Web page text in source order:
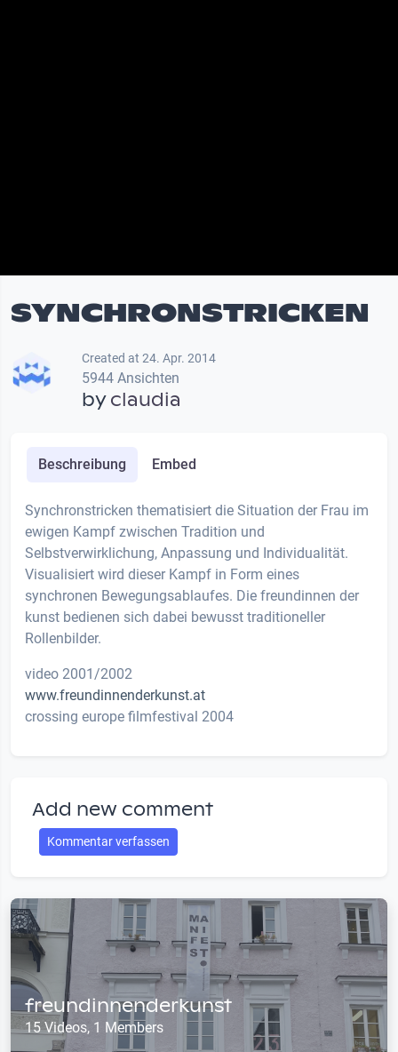
SYNCHRONSTRICKEN
Created at 24. Apr. 2014
5944 Ansichten
byclaudia
Beschreibung Embed
Synchronstricken thematisiert die Situation der Frau im
ewigen Kampf zwischen Tradition und
Selbstverwirklichung, Anpassung und Individualität.
Visualisiert wird dieser Kampf in Form eines
synchronen Bewegungsablaufes. Die freundinnen der
kunst bedienen sich dabei bewusst traditioneller
Rollenbilder.
video 2001/2002
www.freundinnenderkunst.at
crossing europe filmfestival 2004
Add new comment
Kommentar verfassen
freundinnenderkunst
15 Videos, 1 Members